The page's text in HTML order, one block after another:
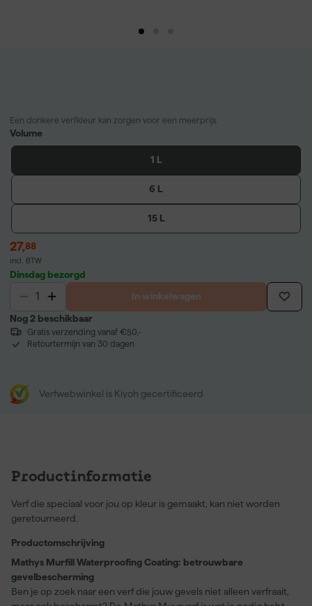
Een donkere verfkleur kan zorgen voor een meerprijs.
Volume
1 L
6 L
15 L
27,88
incl. BTW
Dinsdag bezorgd
In winkelwagen
Nog 2 beschikbaar
Gratis verzending vanaf €50,-
Retourtermijn van 30 dagen
Verfwebwinkel is Kiyoh gecertificeerd
Productinformatie
Verf die speciaal voor jou op kleur is gemaakt, kan niet worden
geretourneerd.
Productomschrijving
Mathys Murfill Waterproofing Coating: betrouwbare
gevelbescherming
Ben je op zoek naar een verf die jouw gevels niet alleen verfraait,